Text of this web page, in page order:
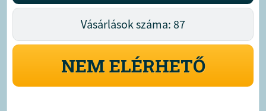
Vásárlások száma: 87
NEM ELÉRHETŐ